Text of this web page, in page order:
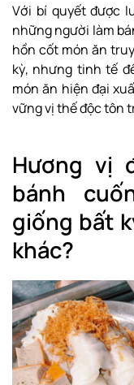
Với bí quyết được
những người làm
hồn cốt món ăn
kỳ, nhưng tinh tế
món ăn hiện đại
vững vị thế độc tôn
Hương vị
bánh
giống bất
khác?